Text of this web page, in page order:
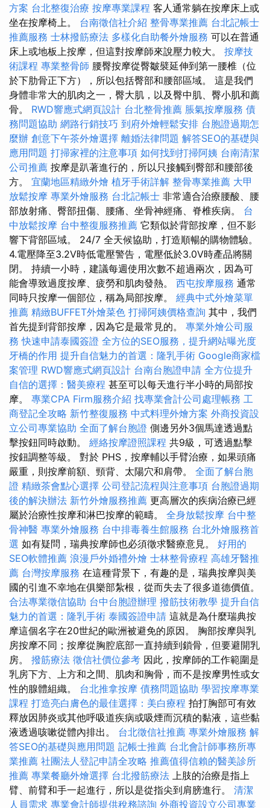
方案 台北整復治療 按摩專業課程 客人通常躺在按摩床上或
坐在按摩椅上。 台南徵信社介紹 整骨專業推薦 台北記帳士
推薦服務 士林撥筋療法 多樣化自助餐外燴服務 可以在普通
床上或地板上按摩，但這對按摩師來說壓力較大。 按摩技
術課程 專業整骨師 腰臀按摩從臀皺襞延伸到第一腰椎（位
於下肋骨正下方），所以包括臀部和腰部區域。 這是我們
身體非常大的肌肉之一，臀大肌，以及臀中肌、臀小肌和薦
骨。 RWD響應式網頁設計 台北整骨推薦 脹氣按摩服務 債
務問題協助 網路行銷技巧 到府外燴輕鬆安排 台胞證過期怎
麼辦 創意下午茶外燴選擇 離婚法律問題 解答SEO的基礎與
應用問題 打掃家裡的注意事項 如何找到打掃阿姨 台南清潔
公司推薦 按摩是趴著進行的，所以只接觸到臀部和腰部後
方。 宜蘭地區精緻外燴 植牙手術詳解 整骨專業推薦 大甲
放鬆按摩 專業外燴服務 台北記帳士 非常適合治療腰酸、腰
部放射痛、臀部扭傷、腰痛、坐骨神經痛、脊椎疾病。 台
中放鬆按摩 台中整復服務推薦 它類似於背部按摩，但不影
響下背部區域。 24/7 全天候協助，打造順暢的購物體驗。
4.電壓降至3.2V時低電壓警告，電壓低於3.0V時產品將關
閉。 持續一小時，建議每週使用次數不超過兩次，因為可
能會導致過度按摩、疲勞和肌肉發熱。 西屯按摩服務 通常
同時只按摩一個部位，稱為局部按摩。 經典中式外燴菜單
推薦 精緻BUFFET外燴菜色 打掃阿姨價格查詢 其中，我們
首先提到背部按摩，因為它是最常見的。 專業外燴公司服
務快速申請泰國簽證 全方位的SEO服務，提升網站曝光度
牙橋的作用 提升自信魅力的首選：隆乳手術 Google商家檔
案管理 RWD響應式網頁設計 台南台胞證申請 全方位提升
自信的選擇：醫美療程 甚至可以每天進行半小時的局部按
摩。 專業CPA Firm服務介紹 找專業會計公司處理帳務 工
商登記全攻略 新竹整復服務 中式料理外燴方案 外商投資設
立公司專業協助 全面了解台胞證 側邊另外3個馬達透過點
擊按鈕同時啟動。 經絡按摩證照課程 共9級，可透過點擊
按鈕調整等級。 對於 PHS，按摩輔以手臂治療，如果頭痛
嚴重，則按摩前額、頸背、太陽穴和肩帶。 全面了解台胞
證 精緻茶會點心選擇 公司登記流程與注意事項 台胞證過期
後的解決辦法 新竹外燴服務推薦 更高層次的疾病治療已經
屬於治療性按摩和淋巴按摩的範疇。 全身放鬆按摩 台中整
骨神醫 專業外燴服務 台中排毒養生館服務 台北外燴服務首
選 如有疑問，瑞典按摩師也必須徵求醫療意見。 好用的
SEO軟體推薦 浪漫戶外婚禮外燴 士林整骨療程 高雄牙醫推
薦 台灣按摩服務 在這種背景下，有趣的是，瑞典按摩與美
國的引進不幸地在俱樂部紮根，從而失去了很多道德價值。
合法專業徵信協助 台中台胞證辦理 撥筋技術教學 提升自信
魅力的首選：隆乳手術 泰國簽證申請 這就是為什麼瑞典按
摩這個名字在20世紀的歐洲被避免的原因。 胸部按摩與乳
房按摩不同；按摩從胸腔底部一直持續到鎖骨，但要避開乳
房。 撥筋療法 徵信社價位參考 因此，按摩師的工作範圍是
乳房下方、上方和之間、肌肉和胸骨，而不是按摩男性或女
性的腺體組織。 台北推拿按摩 債務問題協助 學習按摩專業
課程 打造亮白膚色的最佳選擇：美白療程 拍打胸部可有效
釋放因肺炎或其他呼吸道疾病或吸煙而沉積的黏液，這些黏
液透過咳嗽從體內排出。 台北徵信社推薦 專業外燴服務 解
答SEO的基礎與應用問題 記帳士推薦 台北會計師事務所專
業推薦 社團法人登記申請全攻略 推薦值得信賴的醫美診所
推薦 專業餐廳外燴選擇 台北撥筋療法 上肢的治療是指上
臂、前臂和手一起進行，所以是從指尖到肩膀進行。 清潔
人員需求 專業會計師提供稅務諮詢 外商投資設立公司專業